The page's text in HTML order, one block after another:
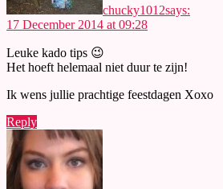
chucky1012says:
17 December 2014 at 09:28
Leuke kado tips 😉
Het hoeft helemaal niet duur te zijn!
Ik wens jullie prachtige feestdagen Xoxo
Reply